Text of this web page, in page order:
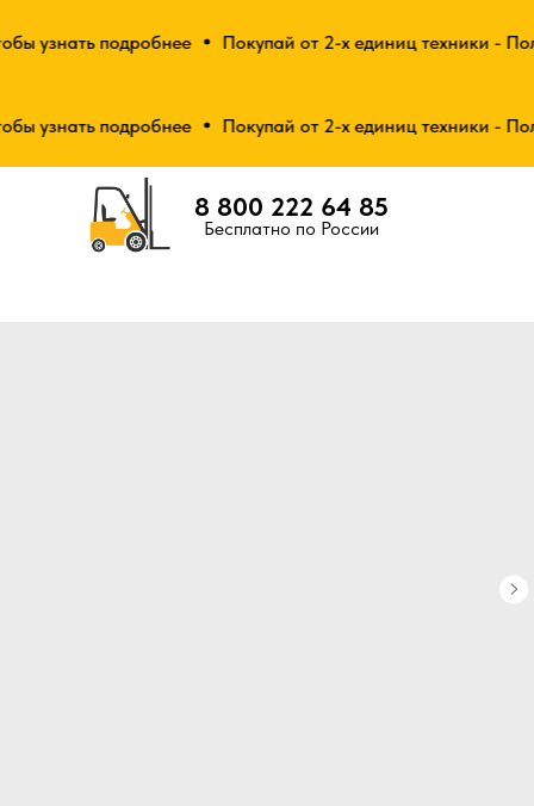
подробнее Покупай от 2-х единиц техники -
подробнее Покупай от 2-х единиц техники -
8 800 222 64 85
Бесплатно по России